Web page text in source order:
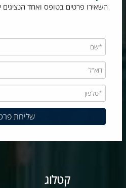
השאירו פרטים בטופס ואחד הנציגים
קטלוג